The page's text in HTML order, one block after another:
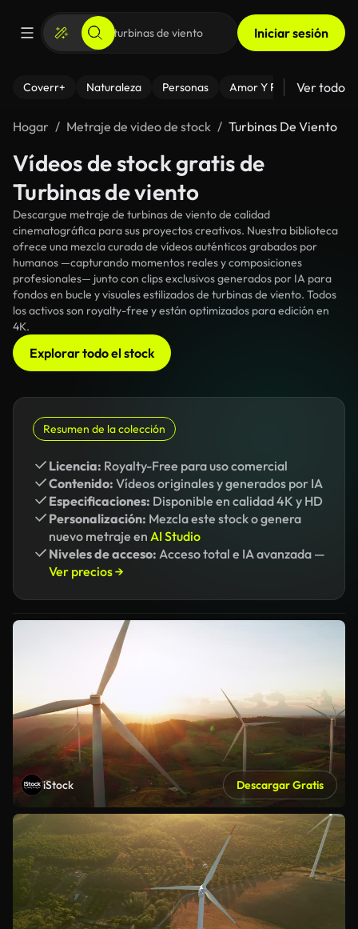
Iniciar sesión
Coverr+ Naturaleza Personas Amor Y Relaciones
Ver todo
Hogar Metraje de video de stock Turbinas De Viento
Vídeos de stock gratis de
Turbinas de viento
Descargue metraje de turbinas de viento de calidad
cinematográfica para sus proyectos creativos. Nuestra biblioteca
ofrece una mezcla curada de vídeos auténticos grabados por
humanos —capturando momentos reales y composiciones
profesionales— junto con clips exclusivos generados por IA para
fondos en bucle y visuales estilizados de turbinas de viento. Todos
los activos son royalty-free y están optimizados para edición en
4K.
Explorar todo el stock
Resumen de la colección
Licencia: Royalty-Free para uso comercial
Contenido: Vídeos originales y generados por IA
Especificaciones: Disponible en calidad 4K y HD
Personalización: Mezcla este stock o genera
nuevo metraje en AI Studio
Niveles de acceso: Acceso total e IA avanzada —
Ver precios →
iStock Descargar Gratis